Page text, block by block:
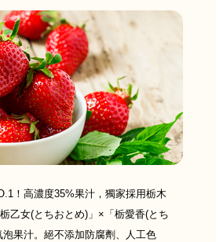
！高濃度35%果汁，獨家採用栃木
乙女(とちおとめ)」×「栃愛香(とち
果汁。絕不添加防腐劑、人工色